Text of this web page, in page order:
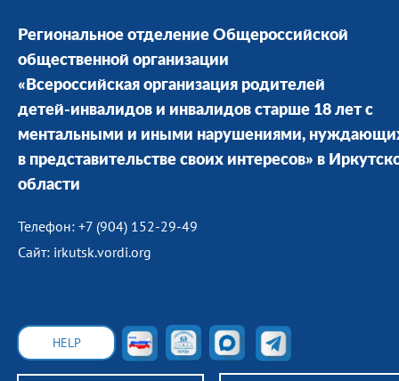
Региональное отделение Общероссийской
общественной организации
«Всероссийская организация родителей
детей-инвалидов и инвалидов старше 18 лет с
ментальными и иными нарушениями,
в представительстве своих интересов» в
области
Телефон: +7 (904) 152-29-49
Сайт: irkutsk.vordi.org
HELP